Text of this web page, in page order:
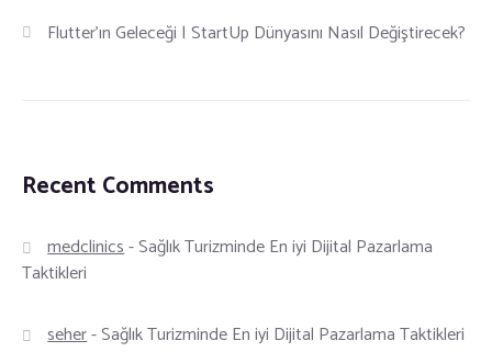
Flutter’ın Geleceği | StartUp Dünyasını Nasıl Değiştirecek?
Recent Comments
medclinics-Sağlık Turizminde En iyi Dijital Pazarlama
Taktikleri
seher-Sağlık Turizminde En iyi Dijital Pazarlama Taktikleri